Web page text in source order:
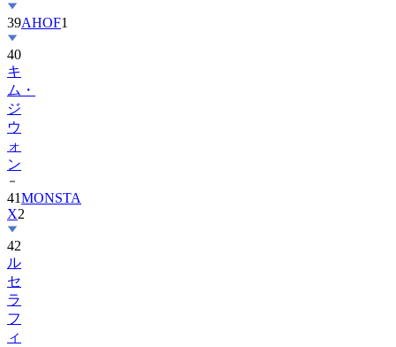
39AHOF1
40
キ
ム・
ジ
ウ
ォ
ン
41MONSTA
X2
42
ル
セ
ラ
フ
ィ